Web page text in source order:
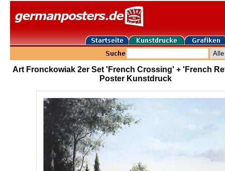
Art Fronckowiak 2er Set 'French Crossing' + 'French
Poster Kunstdruck